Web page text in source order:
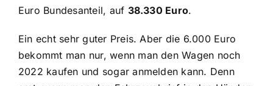
Euro Bundesanteil, auf 38.330 Euro.
Ein echt sehr guter Preis. Aber die 6.000 Euro
bekommt man nur, wenn man den Wagen noch
2022 kaufen und sogar anmelden kann. Denn